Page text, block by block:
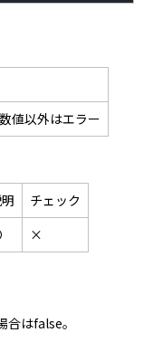
値以外はエラー
チェック
×
はfalse。